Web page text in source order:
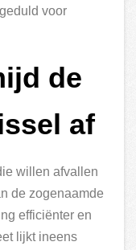
voor
de
af
willen afvallen
de zogenaamde
efficiënter en
lijkt ineens